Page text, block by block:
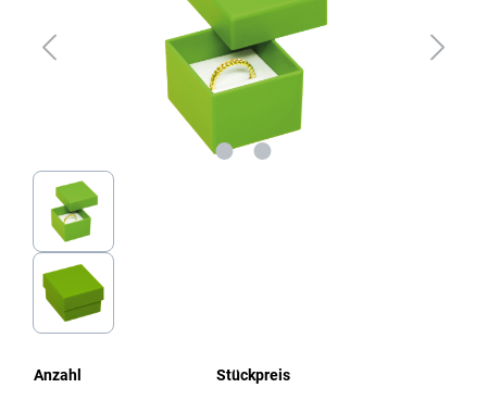
Anzahl Stückpreis